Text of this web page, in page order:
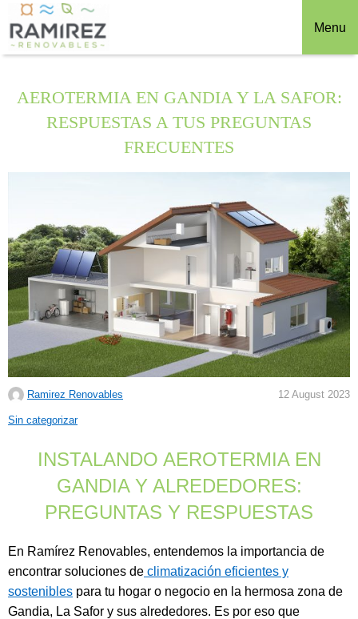
Menu
AEROTERMIA EN GANDIA Y LA SAFOR:
RESPUESTAS A TUS PREGUNTAS
FRECUENTES
Ramirez Renovables 12 August 2023
C
i
e
s
Sin categorizar
INSTALANDO AEROTERMIA EN
GANDIA Y ALREDEDORES:
PREGUNTAS Y RESPUESTAS
En Ramírez Renovables, entendemos la importancia de
encontrar soluciones de climatización eficientes y
sostenibles para tu hogar o negocio en la hermosa zona de
Gandia, La Safor y sus alrededores. Es por eso que